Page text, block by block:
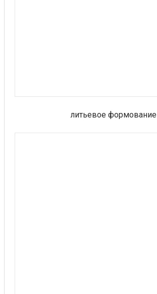
литьевое формование